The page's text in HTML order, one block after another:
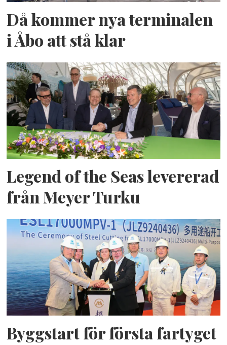
Då kommer nya terminalen
i Åbo att stå klar
Legend of the Seas levererad
från Meyer Turku
Byggstart för första fartyget